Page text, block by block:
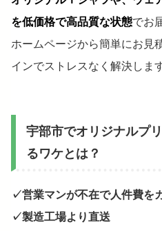
を低価格で高品質な状態でお
ホームページから簡単にお見
インでストレスなく解決します
宇部市でオリジナルプ
るワケとは？
✓営業マンが不在で人件費を
✓製造工場より直送